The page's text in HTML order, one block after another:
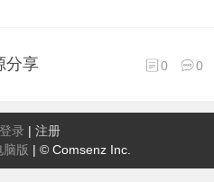
分享 0 0
登录 | 注册
脑版 | © Comsenz Inc.